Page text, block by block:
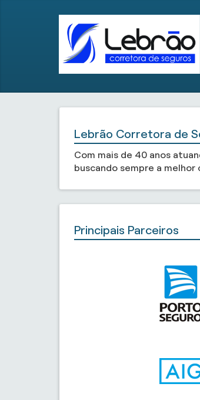
Lebrão Corretora de
Com mais de 40 anos
buscando sempre a melhor
Principais Parceiros